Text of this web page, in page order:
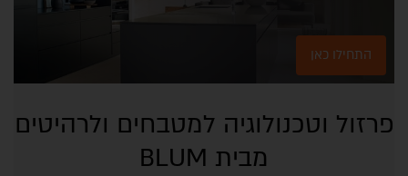
התחילו כאן
פרזול וטכנולוגיה למטבחים ולרהיטים
מבית BLUM